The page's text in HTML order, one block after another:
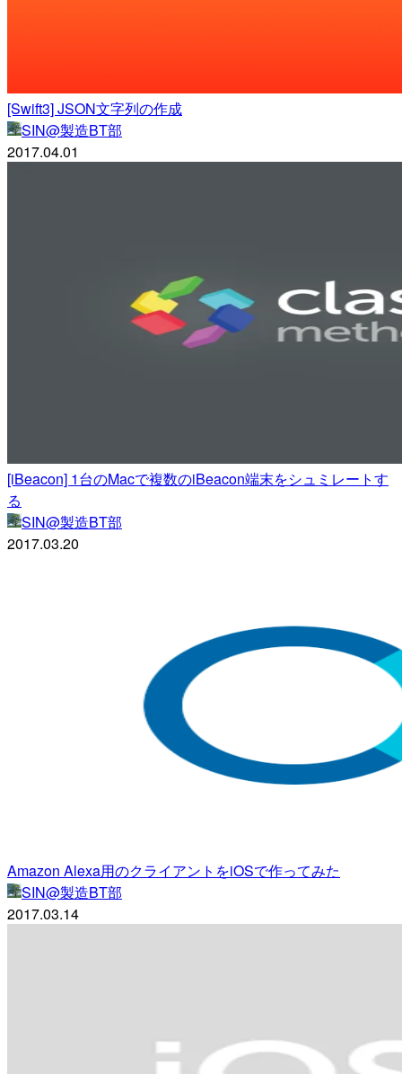
[Swift3] JSON文字列の作成
SIN@製造BT部
2017.04.01
[iBeacon] 1台のMacで複数のiBeacon端末をシュミレートす
る
SIN@製造BT部
2017.03.20
Amazon Alexa用のクライアントをiOSで作ってみた
SIN@製造BT部
2017.03.14